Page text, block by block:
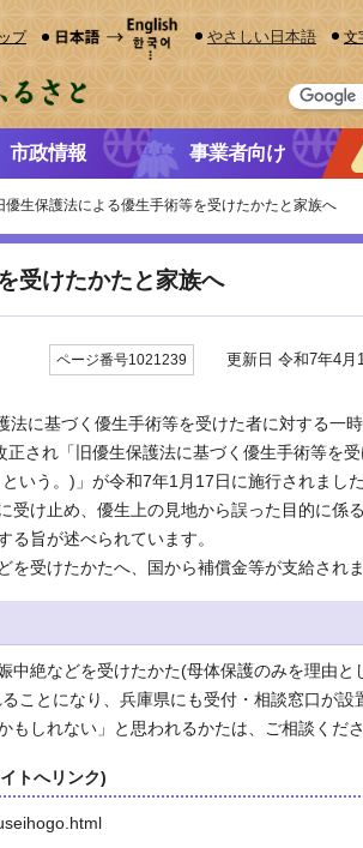
プ やさしい日本語 文
市政情報 事業者向け
優生保護法による優生手術等を受けたかたと家族へ
受けたかたと家族へ
ページ番号1021239 更新日 令和7年4月
に基づく優生手術等を受けた者に対する一
され「旧優生保護法に基づく優生手術等を
いう。)」が令和7年1月17日に施行されました
け止め、優生上の見地から誤った目的に係
る旨が述べられています。
受けたかたへ、国から補償金等が支給されま
絶などを受けたかた(母体保護のみを理由と
ことになり、兵庫県にも受付・相談窓口が設
しれない」と思われるかたは、ご相談くださ
トへリンク)